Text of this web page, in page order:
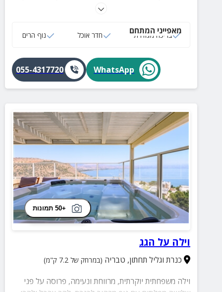
מטבח משותף ובריכה מרעננת במתחם החצר.
מאפייני המתחם
בריכה מגודרת חדר אוכל נוף הרים
WhatsApp
055-4317720
+50 תמונות
וילה על הגג
כנרת וגליל תחתון, טבריה (במרחק של 7.2 ק"מ)
וילה משפחתית יוקרתית, מרווחת ונעימה, פרוסה על פני